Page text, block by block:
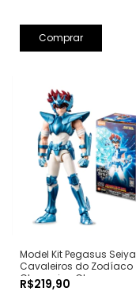
Comprar
Model Kit Pegasus Seiya
Cavaleiros do Zodíaco
Champion Class
Colecionável - Blokees
R$219,90